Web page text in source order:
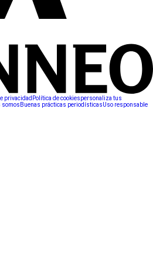
privacidad Política de cookiespersonaliza tus
somos Buenas prácticas periodísticasUso responsable